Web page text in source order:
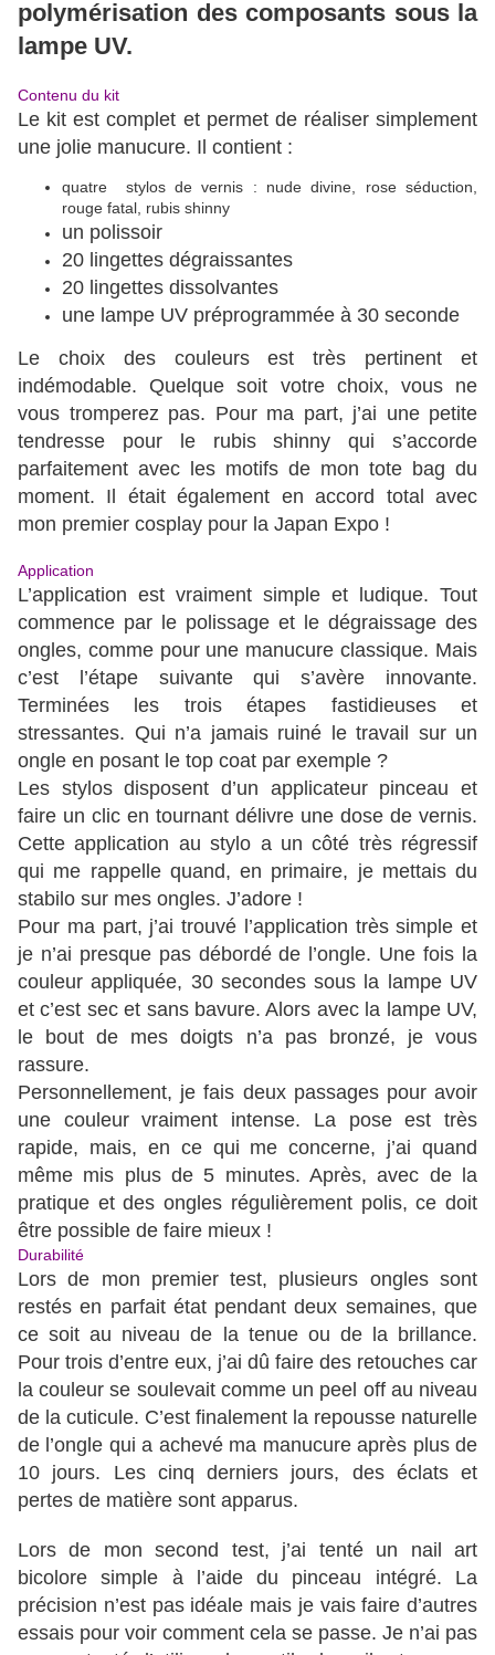
polymérisation des composants sous la
lampe UV.
Contenu du kit
Le kit est complet et permet de réaliser simplement
une jolie manucure. Il contient :
quatre stylos de vernis : nude divine, rose séduction,
rouge fatal, rubis shinny
un polissoir
20 lingettes dégraissantes
20 lingettes dissolvantes
une lampe UV préprogrammée à 30 seconde
Le choix des couleurs est très pertinent et
indémodable. Quelque soit votre choix, vous ne
vous tromperez pas. Pour ma part, j’ai une petite
tendresse pour le rubis shinny qui s’accorde
parfaitement avec les motifs de mon tote bag du
moment. Il était également en accord total avec
mon premier cosplay pour la Japan Expo !
Application
L’application est vraiment simple et ludique. Tout
commence par le polissage et le dégraissage des
ongles, comme pour une manucure classique. Mais
c’est l’étape suivante qui s’avère innovante.
Terminées les trois étapes fastidieuses et
stressantes. Qui n’a jamais ruiné le travail sur un
ongle en posant le top coat par exemple ?
Les stylos disposent d’un applicateur pinceau et
faire un clic en tournant délivre une dose de vernis.
Cette application au stylo a un côté très régressif
qui me rappelle quand, en primaire, je mettais du
stabilo sur mes ongles. J’adore !
Pour ma part, j’ai trouvé l’application très simple et
je n’ai presque pas débordé de l’ongle. Une fois la
couleur appliquée, 30 secondes sous la lampe UV
et c’est sec et sans bavure. Alors avec la lampe UV,
le bout de mes doigts n’a pas bronzé, je vous
rassure.
Personnellement, je fais deux passages pour avoir
une couleur vraiment intense. La pose est très
rapide, mais, en ce qui me concerne, j’ai quand
même mis plus de 5 minutes. Après, avec de la
pratique et des ongles régulièrement polis, ce doit
être possible de faire mieux !
Durabilité
Lors de mon premier test, plusieurs ongles sont
restés en parfait état pendant deux semaines, que
ce soit au niveau de la tenue ou de la brillance.
Pour trois d’entre eux, j’ai dû faire des retouches car
la couleur se soulevait comme un peel off au niveau
de la cuticule. C’est finalement la repousse naturelle
de l’ongle qui a achevé ma manucure après plus de
10 jours. Les cinq derniers jours, des éclats et
pertes de matière sont apparus.
Lors de mon second test, j’ai tenté un nail art
bicolore simple à l’aide du pinceau intégré. La
précision n’est pas idéale mais je vais faire d’autres
essais pour voir comment cela se passe. Je n’ai pas